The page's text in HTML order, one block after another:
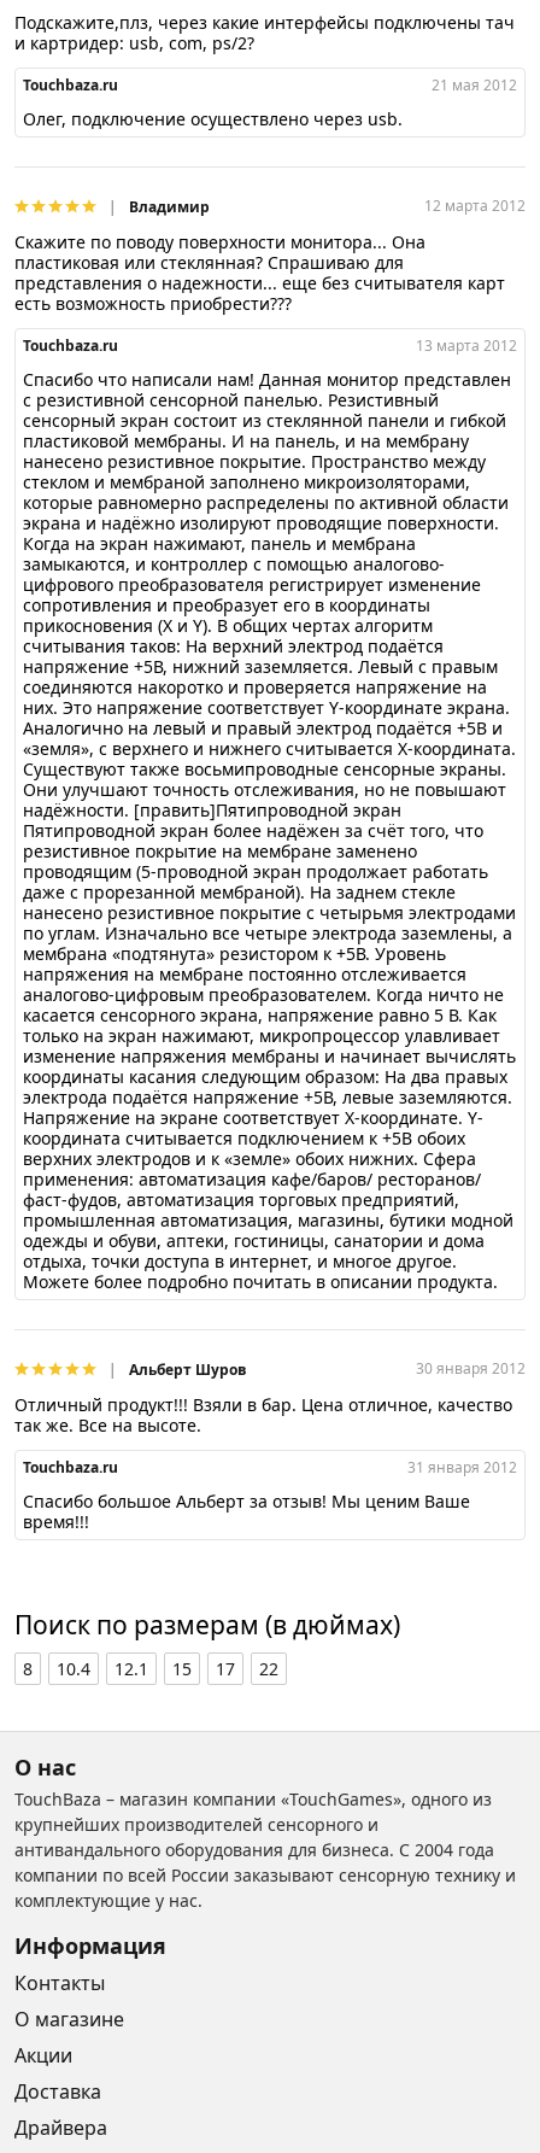
Подскажите,плз, через какие интерфейсы подключены тач
и картридер: usb, com, ps/2?
Touchbaza.ru 21 мая 2012
Олег, подключение осуществлено через usb.
Владимир 12 марта 2012
Скажите по поводу поверхности монитора... Она
пластиковая или стеклянная? Спрашиваю для
представления о надежности... еще без считывателя карт
есть возможность приобрести???
Touchbaza.ru 13 марта 2012
Спасибо что написали нам! Данная монитор представлен
с резистивной сенсорной панелью. Резистивный
сенсорный экран состоит из стеклянной панели и гибкой
пластиковой мембраны. И на панель, и на мембрану
нанесено резистивное покрытие. Пространство между
стеклом и мембраной заполнено микроизоляторами,
которые равномерно распределены по активной области
экрана и надёжно изолируют проводящие поверхности.
Когда на экран нажимают, панель и мембрана
замыкаются, и контроллер с помощью аналогово-
цифрового преобразователя регистрирует изменение
сопротивления и преобразует его в координаты
прикосновения (X и Y). В общих чертах алгоритм
считывания таков: На верхний электрод подаётся
напряжение +5В, нижний заземляется. Левый с правым
соединяются накоротко и проверяется напряжение на
них. Это напряжение соответствует Y-координате экрана.
Аналогично на левый и правый электрод подаётся +5В и
«земля», с верхнего и нижнего считывается X-координата.
Существуют также восьмипроводные сенсорные экраны.
Они улучшают точность отслеживания, но не повышают
надёжности. [править]Пятипроводной экран
Пятипроводной экран более надёжен за счёт того, что
резистивное покрытие на мембране заменено
проводящим (5-проводной экран продолжает работать
даже с прорезанной мембраной). На заднем стекле
нанесено резистивное покрытие с четырьмя электродами
по углам. Изначально все четыре электрода заземлены, а
мембрана «подтянута» резистором к +5В. Уровень
напряжения на мембране постоянно отслеживается
аналогово-цифровым преобразователем. Когда ничто не
касается сенсорного экрана, напряжение равно 5 В. Как
только на экран нажимают, микропроцессор улавливает
изменение напряжения мембраны и начинает вычислять
координаты касания следующим образом: На два правых
электрода подаётся напряжение +5В, левые заземляются.
Напряжение на экране соответствует X-координате. Y-
координата считывается подключением к +5В обоих
верхних электродов и к «земле» обоих нижних. Сфера
применения: автоматизация кафе/баров/ ресторанов/
фаст-фудов, автоматизация торговых предприятий,
промышленная автоматизация, магазины, бутики модной
одежды и обуви, аптеки, гостиницы, санатории и дома
отдыха, точки доступа в интернет, и многое другое.
Можете более подробно почитать в описании продукта.
Альберт Шуров 30 января 2012
Отличный продукт!!! Взяли в бар. Цена отличное, качество
так же. Все на высоте.
Touchbaza.ru 31 января 2012
Спасибо большое Альберт за отзыв! Мы ценим Ваше
время!!!
Поиск по размерам (в дюймах)
8 10.4 12.1 15 17 22
О нас
TouchBaza – магазин компании «TouchGames», одного из
крупнейших производителей сенсорного и
антивандального оборудования для бизнеса. С 2004 года
компании по всей России заказывают сенсорную технику и
комплектующие у нас.
Информация
Контакты
О магазине
Акции
Доставка
Драйвера